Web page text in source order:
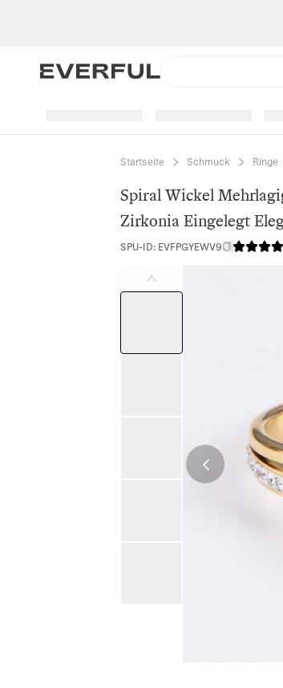
Startseite Schmuck Ringe
Spiral Wickel
Zirkonia Eingelegt
SPU-ID: EVFPGYEWV9